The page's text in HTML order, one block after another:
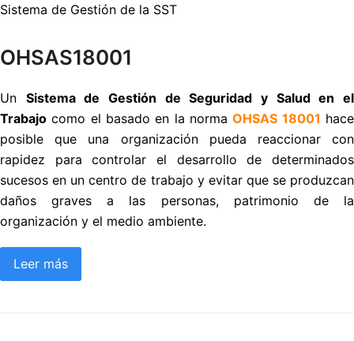
Sistema de Gestión de la SST
OHSAS18001
Un Sistema de Gestión de Seguridad y Salud en el
Trabajo como el basado en la normaOHSAS 18001 hace
posible que una organización pueda reaccionar con
rapidez para controlar el desarrollo de determinados
sucesos en un centro de trabajo y evitar que se produzcan
daños graves a las personas, patrimonio de la
organización y el medio ambiente.
Leer más